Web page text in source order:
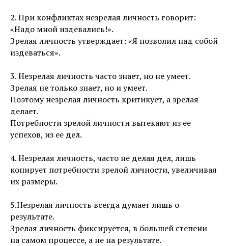
2. При конфликтах незрелая личность говорит:
«Надо мной издевались!».
Зрелая личность утверждает: «Я позволил над собой
издеваться».
3. Незрелая личность часто знает, но не умеет.
Зрелая не только знает, но и умеет.
Поэтому незрелая личность критикует, а зрелая
делает.
Потребности зрелой личности вытекают из ее
успехов, из ее дел.
4. Незрелая личность, часто не делая дел, лишь
копирует потребности зрелой личности, увеличивая
их размеры.
5.Незрелая личность всегда думает лишь о
результате.
Зрелая личность фиксируется, в большей степени
на самом процессе, а не на результате.